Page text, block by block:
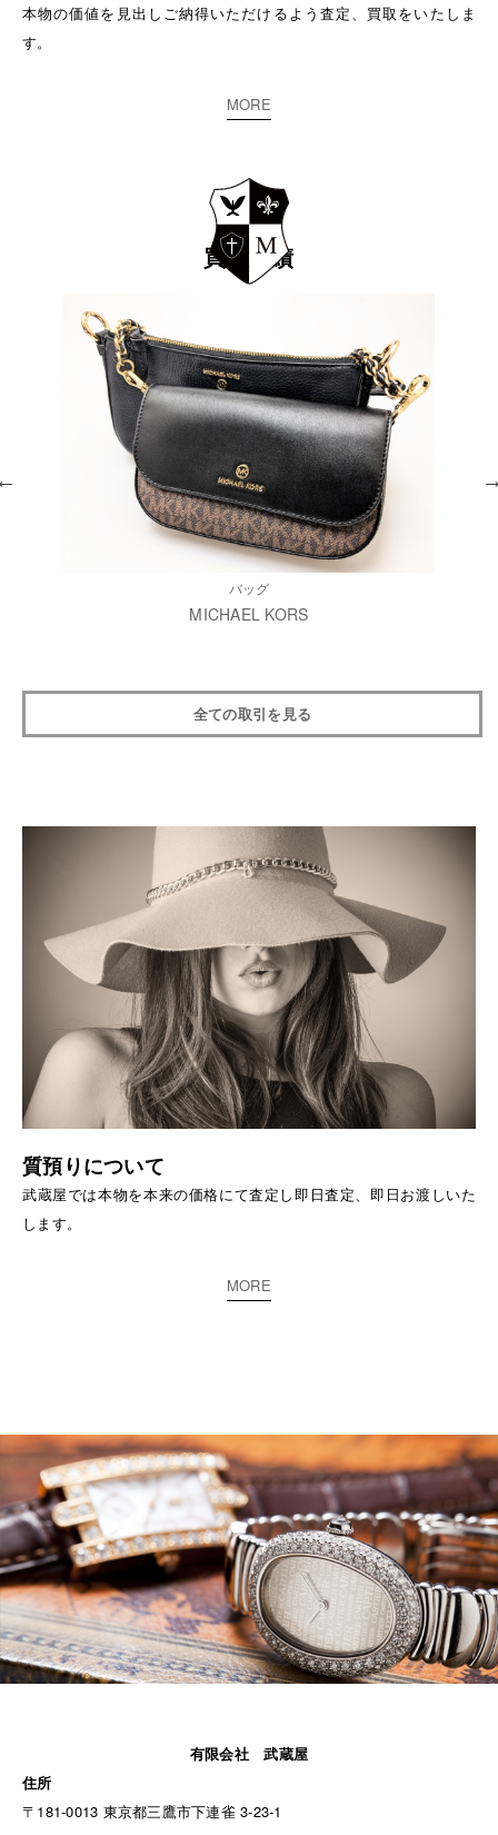
本物の価値を見出しご納得いただけるよう査定、買取をいたしま
す。
MORE
買取実績
バッグ
MICHAEL KORS
全ての取引を見る
質預りについて
武蔵屋では本物を本来の価格にて査定し即日査定、即日お渡しいた
します。
MORE
有限会社 武蔵屋
住所
〒181-0013 東京都三鷹市下連雀 3-23-1